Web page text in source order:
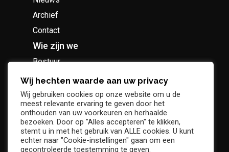
Archief
Contact
Wie zijn we
Bestuur
Geschiedenis
Supportersclub
Socio Business Club
Wij hechten waarde aan uw privacy
Wij gebruiken cookies op onze website om u de
meest relevante ervaring te geven door het
onthouden van uw voorkeuren en herhaalde
bezoeken. Door op "Alles accepteren" te klikken,
stemt u in met het gebruik van ALLE cookies. U kunt
echter naar "Cookie-instellingen" gaan om een
gecontroleerde toestemming te geven.